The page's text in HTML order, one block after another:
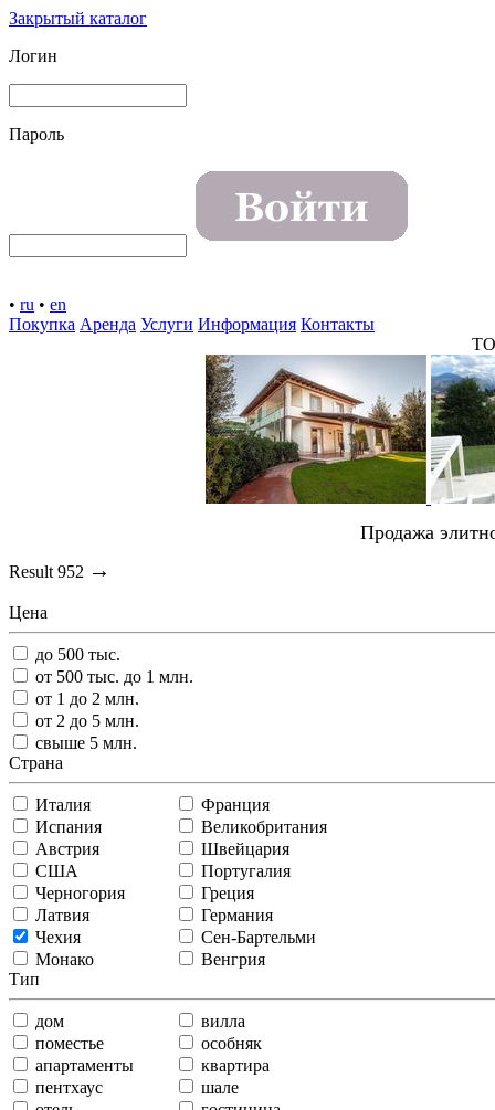
Закрытый каталог
Логин
Пароль
• ru • en
Покупка Аренда Услуги Информация Контакты
Продажа
Result 952 →
Цена
до 500 тыс.
от 500 тыс. до 1 млн.
от 1 до 2 млн.
от 2 до 5 млн.
свыше 5 млн.
Страна
Италия
Франция
Испания
Великобритания
Австрия
Швейцария
США
Португалия
Черногория
Греция
Латвия
Германия
Чехия
Сен-Бартельми
Монако
Венгрия
Тип
дом
вилла
поместье
особняк
апартаменты
квартира
пентхаус
шале